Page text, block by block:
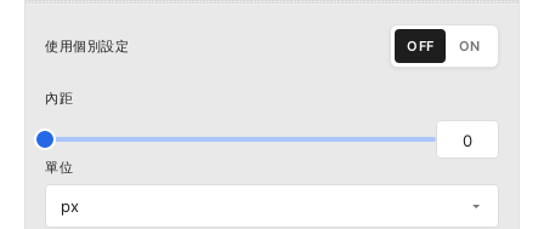
使用個別設定 OFF ON
內距
0
單位
px